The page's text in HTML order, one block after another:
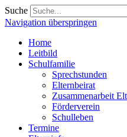
Suche
Navigation überspringen
Home
Leitbild
Schulfamilie
Sprechstunden
Elternbeirat
Zusammenarbeit
Förderverein
Schulleben
Termine